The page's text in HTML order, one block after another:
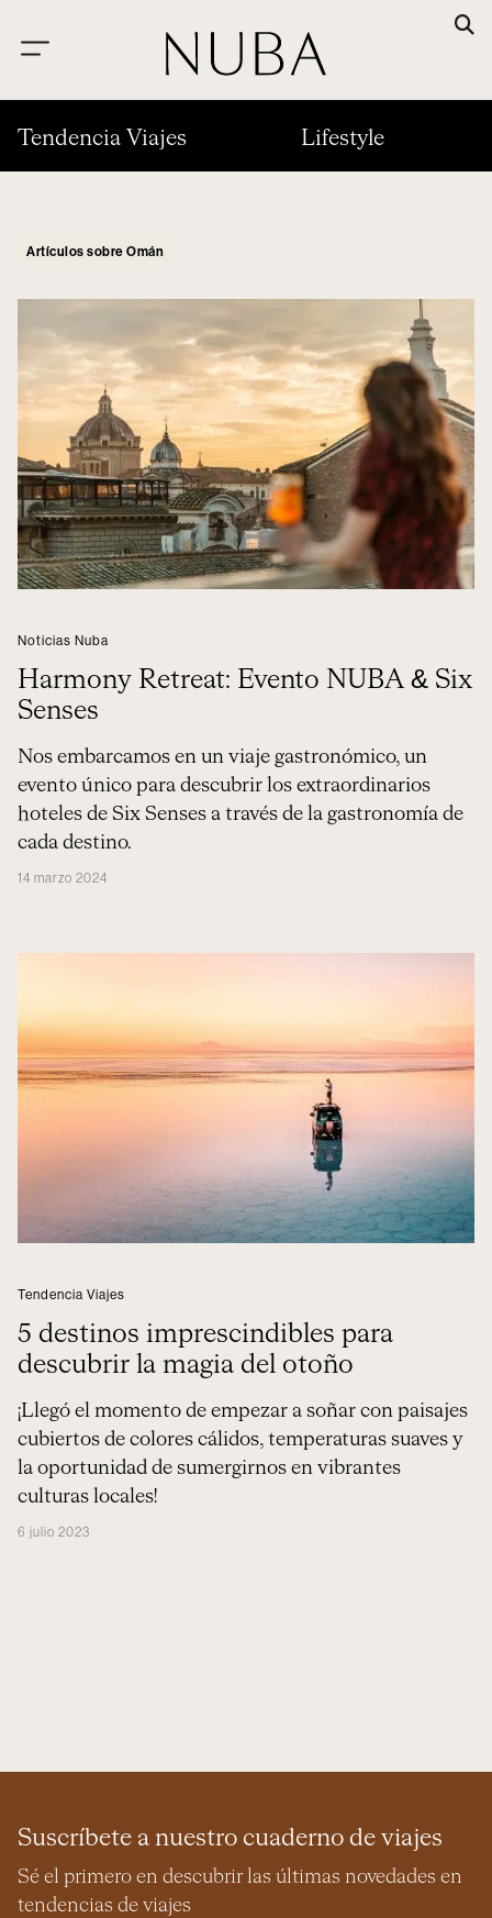
Tendencia Viajes Lifestyle
Artículos sobre Omán
Noticias Nuba
Harmony Retreat: Evento NUBA & Six
Senses
Nos embarcamos en un viaje gastronómico, un
evento único para descubrir los extraordinarios
hoteles de Six Senses a través de la gastronomía de
cada destino.
14 marzo 2024
Tendencia Viajes
5 destinos imprescindibles para
descubrir la magia del otoño
¡Llegó el momento de empezar a soñar con paisajes
cubiertos de colores cálidos, temperaturas suaves y
la oportunidad de sumergirnos en vibrantes
culturas locales!
6 julio 2023
Suscríbete a nuestro cuaderno de viajes
Sé el primero en descubrir las últimas novedades en
tendencias de viajes